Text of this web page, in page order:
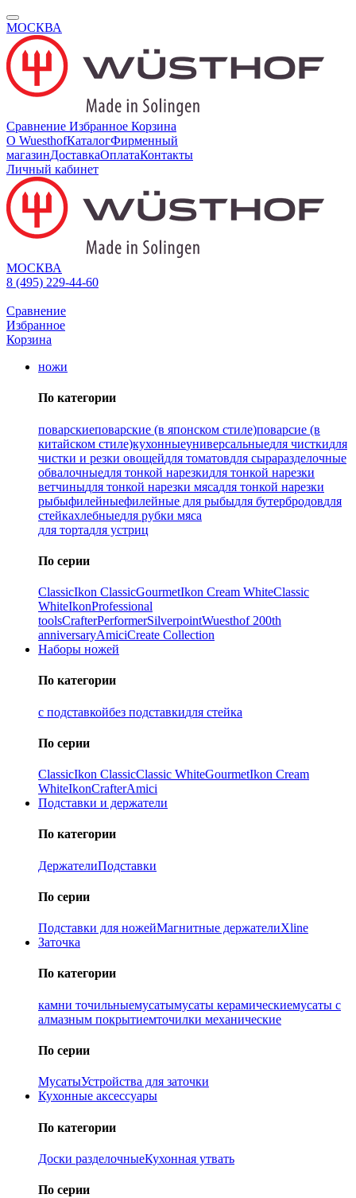
МОСКВА
Сравнение Избранное Корзина
О WuesthofКаталогФирменный
магазинДоставкаОплатаКонтакты
Личный кабинет
МОСКВА
8 (495) 229-44-60
Сравнение
Избранное
Корзина
ножи
По категории
поварскиеповарские (в японском стиле)поварсие (в
китайском стиле)кухонныеуниверсальныедля чисткидля
чистки и резки овощейдля томатовдля сыраразделочные
обвалочныедля тонкой нарезкидля тонкой нарезки
ветчиныдля тонкой нарезки мясадля тонкой нарезки
рыбыфилейныефилейные для рыбыдля бутербродовдля
стейкахлебныедля рубки мяса
для тортадля устриц
По серии
ClassicIkon ClassiсGourmetIkon Cream WhiteClassic
WhiteIkonProfessional
toolsCrafterPerformerSilverpointWuesthof 200th
anniversaryAmiciCreate Collection
Наборы ножей
По категории
с подставкойбез подставкидля стейка
По серии
ClassicIkon ClassiсClassic WhiteGourmetIkon Cream
WhiteIkonCrafterAmici
Подставки и держатели
По категории
ДержателиПодставки
По серии
Подставки для ножейМагнитные держателиXline
Заточка
По категории
камни точильныемусатымусаты керамическиемусаты с
алмазным покрытиемточилки механические
По серии
МусатыУстройства для заточки
Кухонные аксессуары
По категории
Доски разделочныеКухонная утвать
По серии